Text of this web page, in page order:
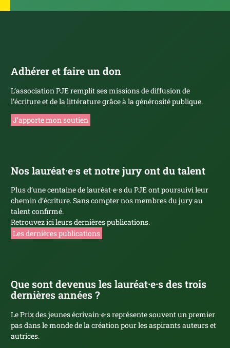
Adhérer et faire un don
L’association PJE remplit ses missions de diffusion de
l’écriture et de la littérature grâce à la générosité publique.
J’apporte mon soutien
Nos lauréat·e·s et notre jury ont du talent
Plus d’une centaine de lauréat·e·s du PJE ont poursuivi leur
chemin d’écriture. Sans compter nos membres du jury au
talent confirmé.
Retrouvez ici leurs dernières publications.
Les dernières publications
Que sont devenus les lauréat·e·s des trois
dernières années ?
Le Prix des jeunes écrivain·e·s représente souvent un premier
pas dans le monde de la création pour les aspirants auteurs et
autrices.